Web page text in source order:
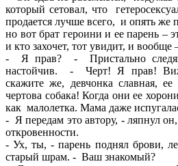
который сетовал, что
продается лучше всего, и опять же
но вот брат героини и ее парень –
и кто захочет, тот увидит, и вообще
- Я прав? - Пристально
настойчив. - Черт! Я прав!
скажите же, девчонка славная,
чертова собака! Когда они ее
как малолетка. Мама даже
- Я передам это автору, - ляпнул
откровенности.
- Ух, ты, - парень поднял брови,
старый шрам. - Ваш знакомый?